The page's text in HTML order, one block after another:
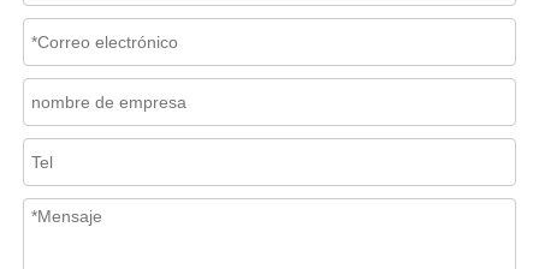
En los sistemas de tuberías industriales, mantener la calidad del